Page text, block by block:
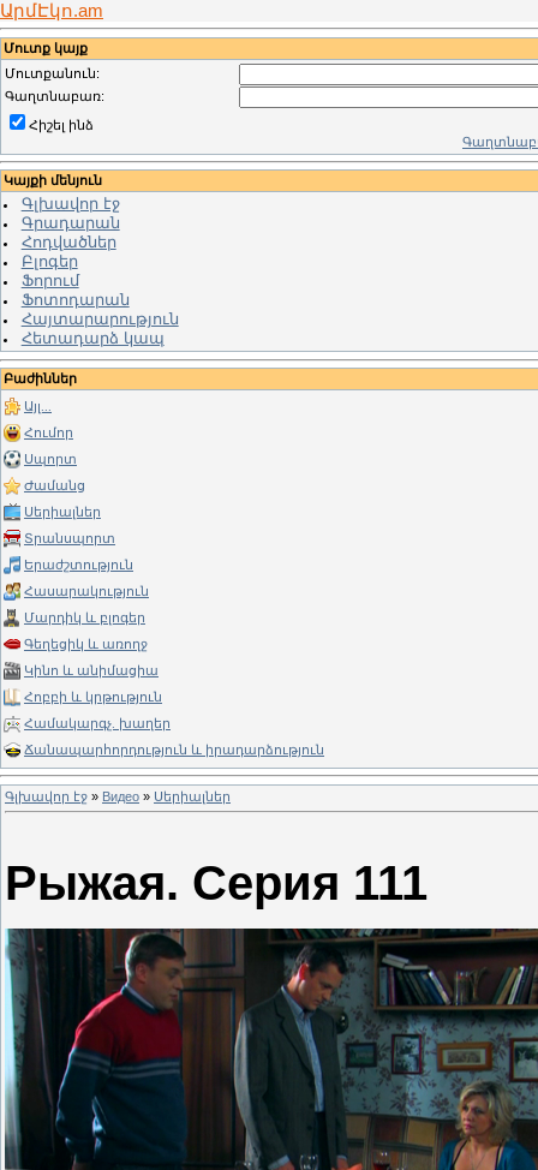
ԱրմԷկո.am
Մուտք կայք
Մուտքանուն:
Գաղտնաբառ:
Հիշել ինձ
Կայքի մենյուն
Գլխավոր էջ
Գրադարան
Հոդվածներ
Բլոգեր
Ֆորում
Ֆոտոդարան
Հայտարարություն
Հետադարձ կապ
Բաժիններ
Այլ...
Հումոր
Սպորտ
Ժամանց
Սերիալներ
Տրանսպորտ
Երաժշտություն
Հասարակություն
Մարդիկ և բլոգեր
Գեղեցիկ և առողջ
Կինո և անիմացիա
Հոբբի և կրթություն
Համակարգչ. խաղեր
Ճանապարհորդություն և իրադարձություն
Գլխավոր էջ » Видео » Սերիալներ
Рыжая. Серия 111